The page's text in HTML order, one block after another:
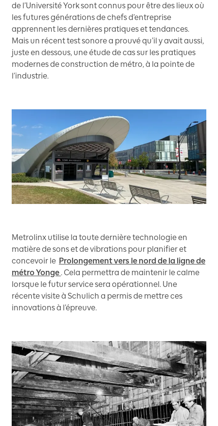
de l’Université York sont connus pour être des lieux où
les futures générations de chefs d’entreprise
apprennent les dernières pratiques et tendances.
Mais un récent test sonore a prouvé qu’il y avait aussi,
juste en dessous, une étude de cas sur les pratiques
modernes de construction de métro, à la pointe de
l’industrie.
Metrolinx utilise la toute dernière technologie en
matière de sons et de vibrations pour planifier et
concevoir le Prolongement vers le nord de la ligne de
métro Yonge . Cela permettra de maintenir le calme
lorsque le futur service sera opérationnel. Une
récente visite à Schulich a permis de mettre ces
innovations à l’épreuve.